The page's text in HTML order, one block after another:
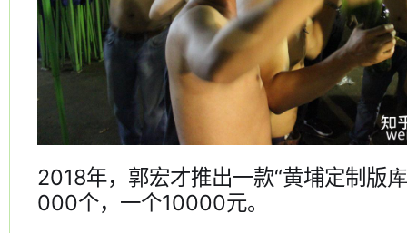
2018年，郭宏才推出一款“黄埔定制版
000个，一个10000元。